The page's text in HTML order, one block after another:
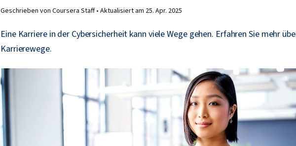
Geschrieben von Coursera Staff • Aktualisiert am 25. Apr. 2025
Eine Karriere in der Cybersicherheit kann viele Wege gehen. Erfahren Sie mehr
Karrierewege.